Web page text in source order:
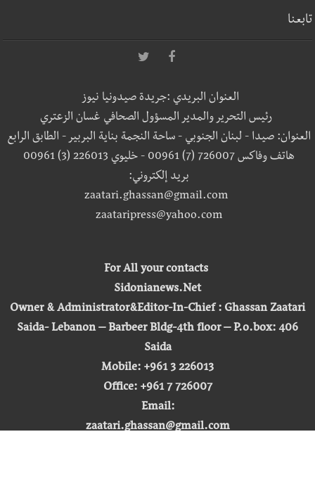
تابعنا
العنوان البريدي :جريدة صيدونيا نيوز
رئيس التحرير والمدير المسؤول الصحافي غسان الزعتري
العنوان: صيدا - لبنان الجنوبي - ساحة النجمة بناية البربير - الطابق الرابع
هاتف وفاكس 726007 (7) 00961 - خليوي 226013 (3) 00961
بريد إلكتروني:
zaatari.ghassan@gmail.com
zaataripress@yahoo.com
For All your contacts
Sidonianews.Net
Owner & Administrator&Editor-In-Chief : Ghassan Zaatari
Saida- Lebanon – Barbeer Bldg-4th floor – P.o.box: 406
Saida
Mobile: +961 3 226013
Office: +961 7 726007
Email:
zaatari.ghassan@gmail.com